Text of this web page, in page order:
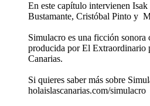
En este capítulo intervienen
Bustamante, Cristóbal Pinto y
Simulacro es una ficción sonora
producida por El Extraordinario
Canarias.
Si quieres saber más sobre
holaislascanarias.com/simulacro